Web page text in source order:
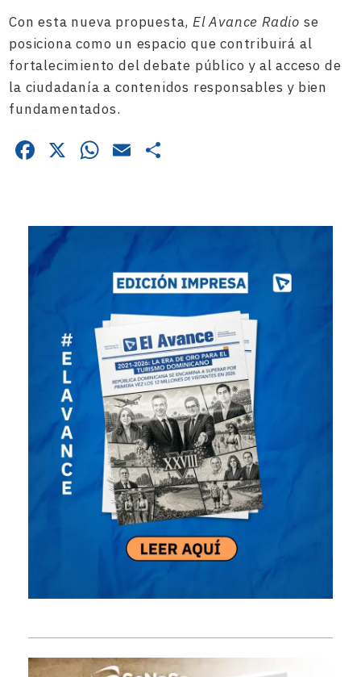
Con esta nueva propuesta,El Avance Radio se
posiciona como un espacio que contribuirá al
fortalecimiento del debate público y al acceso de
la ciudadanía a contenidos responsables y bien
fundamentados.
Facebook
X WhatsApp
Email